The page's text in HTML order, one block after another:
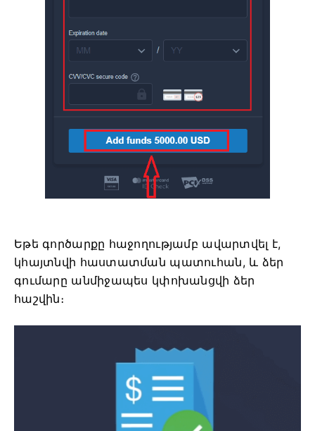
Եթե ​​գործարքը հաջողությամբ ավարտվել է,
կհայտնվի հաստատման պատուհան, և ձեր
գումարը անմիջապես կփոխանցվի ձեր
հաշվին։